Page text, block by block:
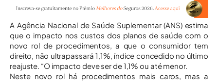
A Agência Nacional de Saúde Suplementar (ANS) estima
que o impacto nos custos dos planos de saúde com o
novo rol de procedimentos, a que o consumidor tem
direito, não ultrapassará 1,1%, índice concedido no último
reajuste. “O impacto deve ser de 1,1% ou até menor.
Neste novo rol há procedimentos mais caros, mas a